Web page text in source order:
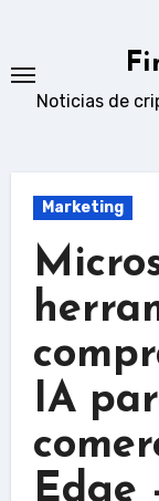
content
Noticias de
Marketing
IA
Edge